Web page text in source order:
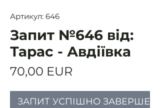
Артикул: 646
Запит №646 від:
Тарас - Авдіївка
70,00 EUR
ЗАПИТ УСПІШНО